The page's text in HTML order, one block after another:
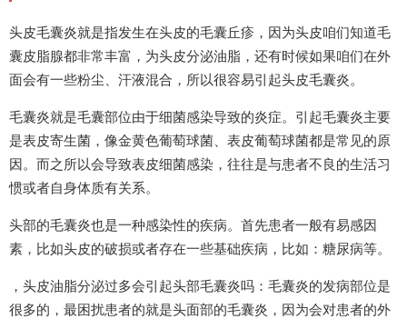
头皮毛囊炎就是指发生在头皮的毛囊丘疹，因为头皮咱们知道毛
囊皮脂腺都非常丰富，为头皮分泌油脂，还有时候如果咱们在外
面会有一些粉尘、汗液混合，所以很容易引起头皮毛囊炎。
毛囊炎就是毛囊部位由于细菌感染导致的炎症。引起毛囊炎主要
是表皮寄生菌，像金黄色葡萄球菌、表皮葡萄球菌都是常见的原
因。而之所以会导致表皮细菌感染，往往是与患者不良的生活习
惯或者自身体质有关系。
头部的毛囊炎也是一种感染性的疾病。首先患者一般有易感因
素，比如头皮的破损或者存在一些基础疾病，比如：糖尿病等。
，头皮油脂分泌过多会引起头部毛囊炎吗：毛囊炎的发病部位是
很多的，最困扰患者的就是头面部的毛囊炎，因为会对患者的外